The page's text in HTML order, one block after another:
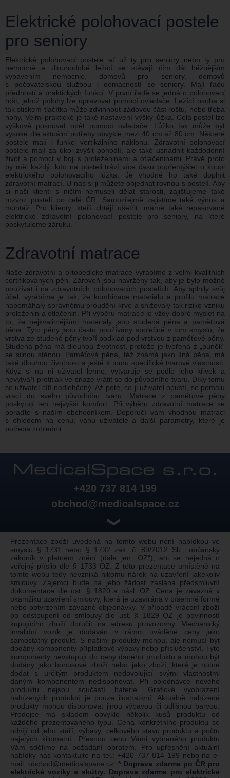
Elektrické polohovací postele
pro seniory
Elektrické polohovací postele ať už ty pro seniory nebo ty pro
nemocné a dlouhodobě ležící se stávají čím dál běžnějším
vybavením nemocnic, domovů pro seniory, domovů
s pečovatelskou službou i domácností se seniory. Mají řadu
předností a praktických funkcí. V první řadě se jedná o polohovací
rošt, jehož polohy lze upravovat pomocí ovladače. Ležící osoba si
tak stiskem tlačítka může zdvihnout zádovou část roštu, nebo třeba
nohy. Velmi praktické je také nastavení výšky lůžka. Celá postel lze
výškově posouvat opět pomocí ovladače. Lůžko tak může být
vysoké dle aktuální potřeby obvykle mezi 40 cm až 80 cm. Některé
postele mají i funkci vertikálního náklonu. Zdravotní polohovací
postele mají za úkol zvýšit pohodlí, ale také usnadnit každodenní
život a pomoct v boji s proleženinami a otlačeninami. Právě proto
by měl každý, kdo na posteli tráví více času popřemýšlet o koupi
elektrického polohovacího lůžka. Je vhodné ho také doplnit
zdravotní matrací. U nás si ji můžete objednat rovnou s postelí. Aby
si naši klienti s ničím nemuseli dělat starosti, zajišťujeme také
rozvoz postelí po celé ČR. Samozřejmě zajistíme také výnos a
montáž. Pro klienty, kteří chtějí ušetřit, máme také repasované
elektrické zdravotní polohovací postele pro seniory, na které
poskytujeme záruku.
Zdravotní matrace
Naše zdravotní a ortopedické matrace vyrábíme z velmi kvalitních
certifikovaných pěn. Zároveň jsou navrženy tak, aby je bylo možné
používat i na zdravotních polohovacích postelích. Aby splnily svůj
účel, vyrábíme je tak, že kombinace materiálu a profilu matrace
napomáhaly správnému proudění krve a snižovaly tak riziko vzniku
proleženin a otlačenin. Při výběru matrace je vždy dobré myslet na
to, že nejkvalitnějšími materiály jsou studená pěna a paměťová
pěna. Tyto pěny jsou často používány společně v tom smyslu, že
vrstva ze studené pěny tvoří podklad pod vrstvou z paměťové pěny.
Studená pěna má dlouhou životnost, protože je tvořena z „buněk“
se silnou stěnou. Paměťová pěna, též známá jako líná pěna, má
také dlouhou životnost a ještě k tomu specifické tvarové vlastnosti.
Když si na ni uživatel lehne, vytvaruje se podle jeho křivek a
nevytváří protitlak ve snaze vrátit se do původního tvaru. Díky tomu
se uživatel cítí nadlehčený. Až poté, co ji uživatel opustí, se pomalu
vrací do svého původního tvaru. Matrace z paměťové pěny
poskytují ten nejvyšší komfort. Při výběru zdravotní matrace se
poraďte s naším obchodníkem. Doporučí vám vhodnou matraci
s ohledem na cenu, váhu uživatele a další parametry, které je
potřeba zohlednit.
+420 737 814 199
obchod@medicalspace.cz
❯
Prezentace zboží uvedená na tomto webu není nabídkou ve
smyslu § 1731 nebo § 1732 zák. č. 89/2012 Sb., občanský
zákoník v platném znění (dále jen „OZ“), ani se nejedná o
veřejný příslib dle § 1733 OZ. Z této prezentace umístěné na
tomto webu tedy nevzniká nikomu nárok na uzavření jakékoliv
smlouvy. Zájemci bude na jeho žádost zaslána předsmluvní
dokumentace dle ust. § 1820 a násl. OZ. Cena je závazná v
okamžiku uzavření smlouvy, která je uzavírána v písemné formě
nebo potvrzením závazné objednávky. V případě vrácení zboží
po odstoupení od smlouvy dle ust. § 1829 OZ je povinností
kupujícího zboží doručit na adresu provozovny. Mechanický
invalidní vozík je dodáván v rámci uváděné ceny jako
samostatný produkt. S našimi produkty mohou, ale nemusí být
dodány komponenty příplatkové výbavy nebo příslušenství. Tyto
komponenty nevstupují do ceny daného produktu a mohou být
dodány jako bonusové zboží nebo jako zboží, které je nutné
dodat s určitým produktem nedovolující svými vlastnostmi
daným komponentem nedisponovat. Při objednávce nového
produktu nejsou součástí baterie. Grafické vyobrazení
nabízených produktů je pouze ilustrativní. Aktuálně nabízené
produkty mohou disponovat jinou výbavou či odlišnou barvou.
Prodejce má skladem obvykle několik kusů produktu od
každého prezentovaného typu. Cena konkrétního produktu se
odvíjí od jeho stáří, výbavy, celkového stavu produktu a počtu
najetých kilometrů. Přesnou cenu Vámi vybraného produktu
Vám sdělíme na požádání obratem. Pro upřesnění aktuální
nabídky nás kontaktujte na tel.: +420 737 814 199 nebo na e-
mail: obchod@medicalspace.cz
* Doprava zdarma po ČR pro
elektrické vozíky a skútry. Doprava zdarma pro elektrické